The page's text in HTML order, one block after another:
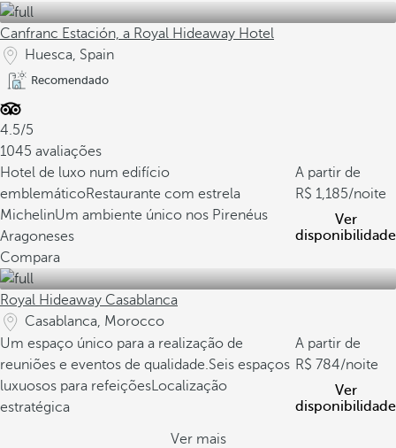
Canfranc Estación, a Royal Hideaway Hotel
Huesca, Spain
Recomendado
4.5/5
1045 avaliações
Hotel de luxo num edifício
emblemáticoRestaurante com estrela
MichelinUm ambiente único nos Pirenéus
Aragoneses
A partir de
1,185/noite
Ver
disponibilidade
Compara
Royal Hideaway Casablanca
Casablanca, Morocco
Um espaço único para a realização de
reuniões e eventos de qualidade.Seis espaços
luxuosos para refeiçõesLocalização
estratégica
A partir de
784/noite
Ver
disponibilidade
Ver mais